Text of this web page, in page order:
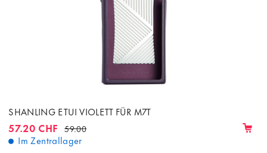
SHANLING ETUI VIOLETT FÜR M7T
57.20 CHF 59.00
Im Zentrallager